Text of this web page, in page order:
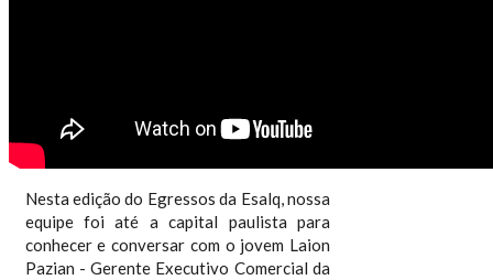
Nesta edição do Egressos da Esalq, nossa
equipe foi até a capital paulista para
conhecer e conversar com o jovem Laion
Pazian - Gerente Executivo Comercial da